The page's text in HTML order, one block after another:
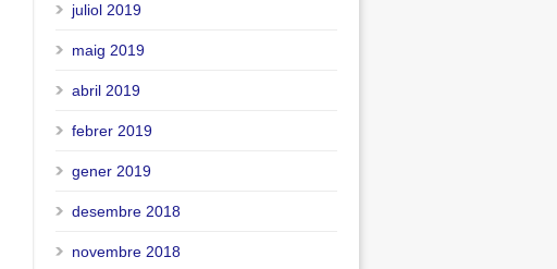
juliol 2019
maig 2019
abril 2019
febrer 2019
gener 2019
desembre 2018
novembre 2018